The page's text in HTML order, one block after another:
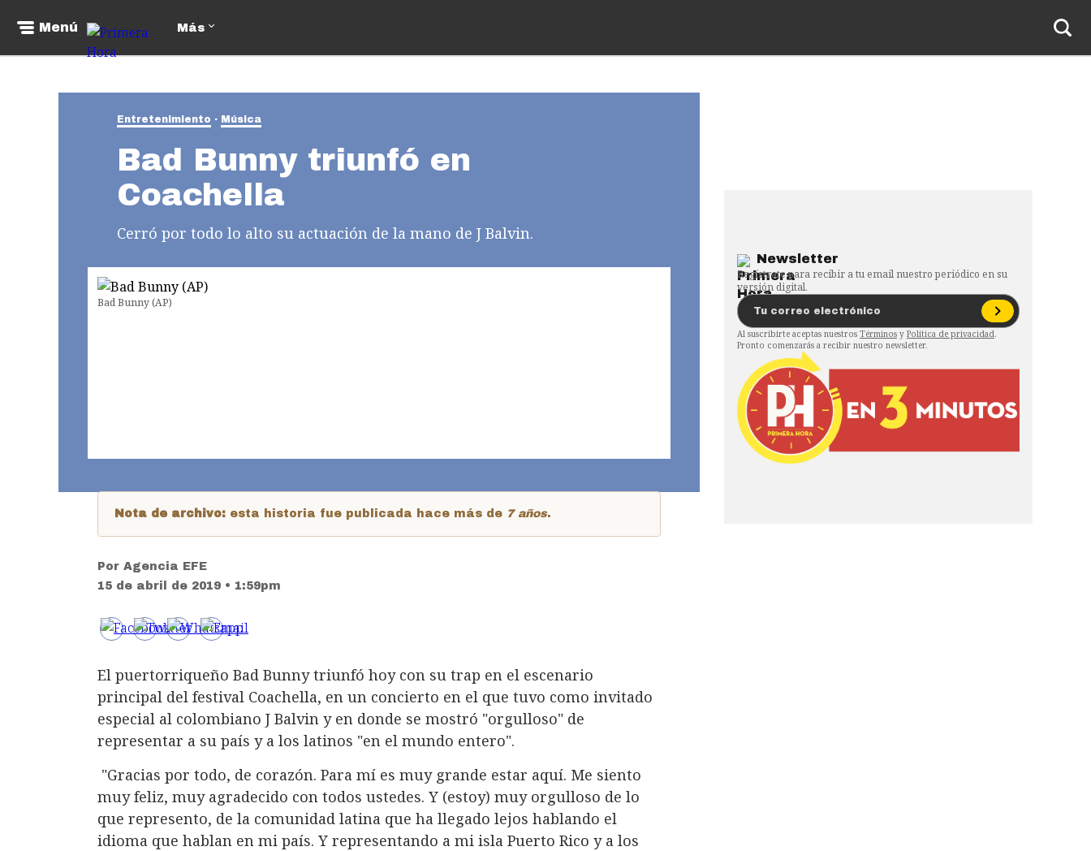
Menú Más
Entretenimiento Música
Bad Bunny triunfó en
Coachella
Cerró por todo lo alto su actuación de la mano de J Balvin.
Bad Bunny (AP)
Nota de archivo: esta historia fue publicada hace más de 7 años.
Por Agencia EFE
15 de abril de 2019 • 1:59pm
El puertorriqueño Bad Bunny triunfó hoy con su trap en el escenario
principal del festival Coachella, en un concierto en el que tuvo como invitado
especial al colombiano J Balvin y en donde se mostró "orgulloso" de
representar a su país y a los latinos "en el mundo entero".
"Gracias por todo, de corazón. Para mí es muy grande estar aquí. Me siento
muy feliz, muy agradecido con todos ustedes. Y (estoy) muy orgulloso de lo
que represento, de la comunidad latina que ha llegado lejos hablando el
idioma que hablan en mi país. Y representando a mi isla Puerto Rico y a los
Newsletter
Regístrate para recibir a tu email nuestro periódico en su
versión digital.
Al suscribirte aceptas nuestros Términos y Política de privacidad.
Pronto comenzarás a recibir nuestro newsletter.